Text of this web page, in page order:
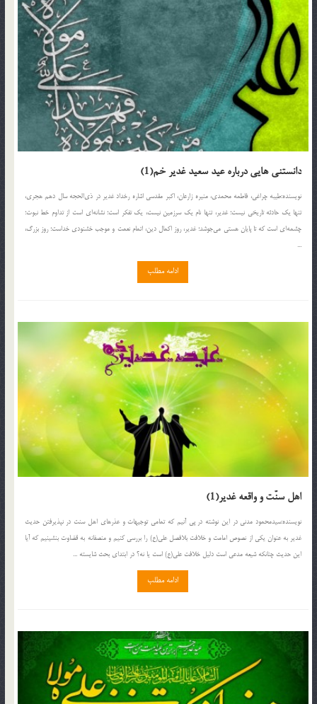
دانستنی هایی درباره عید سعید غدیر خم(1)
نويسنده:طيبه چراغى، فاطمه محمدی، منیره زارعان، اکبر مقدسی اشاره رخداد غدير در ذى‌الحجه سال دهم هجرى،
تنها يك حادثه تاريخى نيست؛ غدير، تنها نام يك سرزمين نيست، يك تفكر است؛ نشانه‌اى است از تداوم خط نبوت؛
چشمه‌اى است كه تا پايان هستى مى‌جوشد؛ غدير، روز اكمال دين، اتمام نعمت و موجب خشنودى خداست؛ روز بزرگ،
...
ادامه مطلب
اهل سنّت و واقعه غدير(1)
نويسنده:سيدمحمود مدنى در اين نوشته در پى آنيم كه تمامى توجيهات و عذرهاى اهل سنت در نپذيرفتن حديث
غدير به عنوان يكى از نصوص امامت و خلافت بلافصل على(ع) را بررسى كنيم و منصفانه به قضاوت بنشينيم كه آيا
اين حديث چنانكه شيعه مدعى است دليل خلافت على(ع) است يا نه؟ در ابتداى بحث شايسته ...
ادامه مطلب